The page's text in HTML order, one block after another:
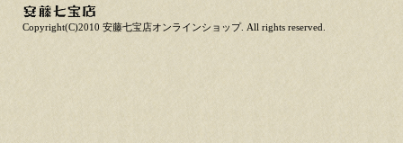
Copyright(C)2010 安藤七宝店オンラインショップ. All rights reserved.